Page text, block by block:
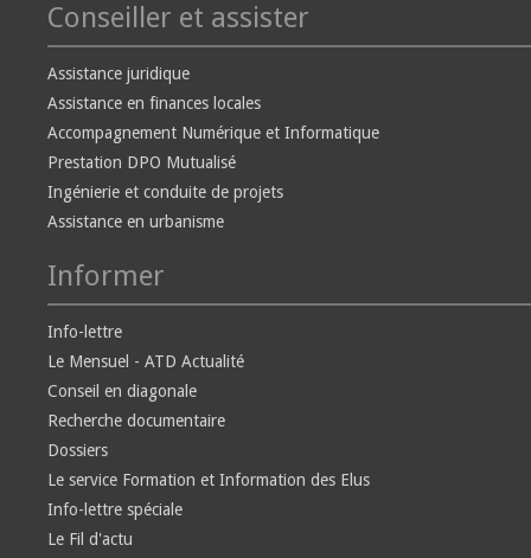
Conseiller et assister
Assistance juridique
Assistance en finances locales
Accompagnement Numérique et Informatique
Prestation DPO Mutualisé
Ingénierie et conduite de projets
Assistance en urbanisme
Informer
Info-lettre
Le Mensuel - ATD Actualité
Conseil en diagonale
Recherche documentaire
Dossiers
Le service Formation et Information des Elus
Info-lettre spéciale
Le Fil d'actu